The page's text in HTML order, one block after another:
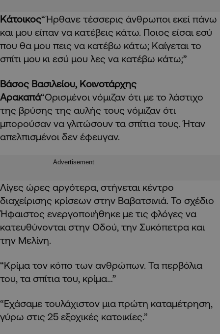
Κάτοικος“Ήρθανε τέσσερις άνθρωποι εκεί πάνω
και μου είπαν να κατέβεις κάτω. Ποιος είσαι εσύ
που θα μου πεις να κατέβω κάτω; Καίγεται το
σπίτι μου κι εσύ μου λες να κατέβω κάτω;”
Βάσος Βασιλείου, Κοινοτάρχης
Αρακαπά“Ορισμένοι νόμιζαν ότι με το λάστιχο
της βρύσης της αυλής τους νόμιζαν ότι
μπορούσαν να γλιτώσουν τα σπίτια τους. Ήταν
απελπισμένοι δεν έφευγαν.
Advertisement
Λίγες ώρες αργότερα, στήνεται κέντρο
διαχείρισης κρίσεων στην Βαβατσινιά. Το σχέδιο
Ήφαιστος ενεργοποιήθηκε με τις φλόγες να
κατευθύνονται στην Οδού, την Συκόπετρα και
την Μελίνη.
“Κρίμα τον κόπο των ανθρώπων. Τα περβόλια
του, τα σπίτια του, κρίμα…”
“Εχάσαμε τουλάχιστον μια πρώτη καταμέτρηση,
γύρω στις 25 εξοχικές κατοικίες.”